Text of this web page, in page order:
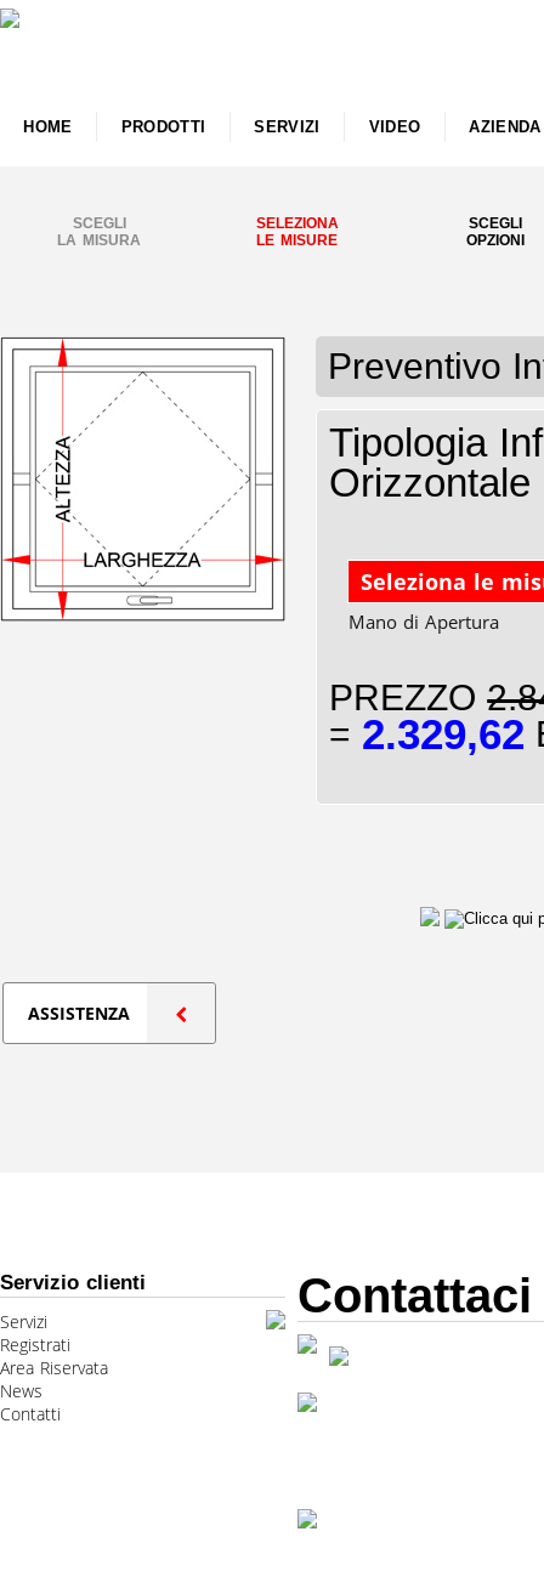
HOME PRODOTTI SERVIZI VIDEO AZIENDA
SCEGLI
LA MISURA
SELEZIONA
LE MISURE
SCEGLI
OPZIONI
Preventivo
Tipologia
Orizzontale
Seleziona le
Mano di Apertura
PREZZO
= 2.329,62
ASSISTENZA
Servizio clienti
Servizi
Registrati
Area Riservata
News
Contatti
Contattaci